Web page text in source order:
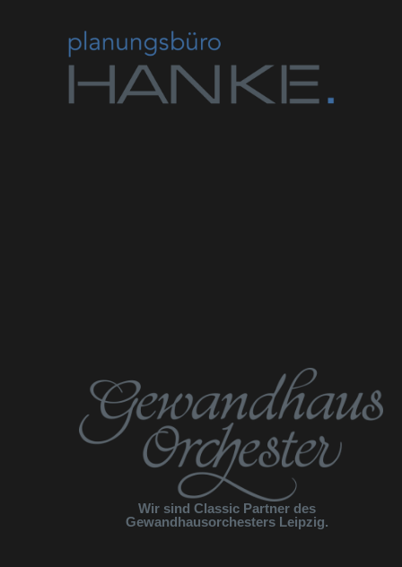
Wir sind Classic Partner des
Gewandhausorchesters Leipzig.